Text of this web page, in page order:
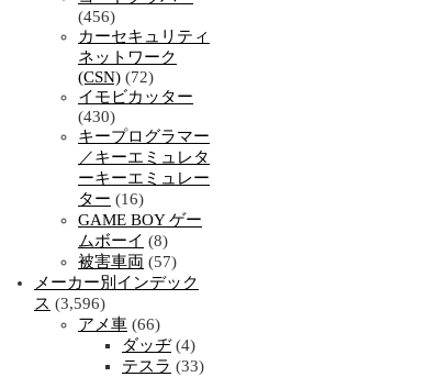
(456)
カーセキュリティ
ネットワーク
(CSN) (72)
イモビカッター
(430)
キープログラマー
／キーエミュレタ
ーキーエミュレー
ター (16)
GAME BOY ゲー
ムボーイ (8)
被害車両 (57)
メーカー別インデック
ス (3,596)
アメ車 (66)
ダッヂ(4)
テスラ (33)